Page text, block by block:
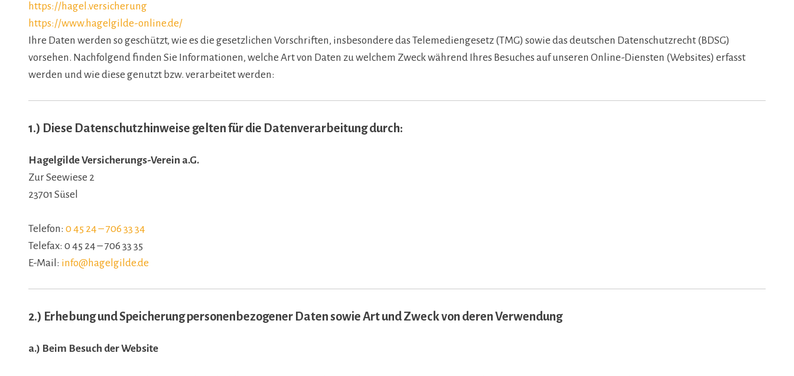
https://hagel.versicherung
https://www.hagelgilde-online.de/
Ihre Daten werden so geschützt, wie es die gesetzlichen Vorschriften, insbesondere das Telemediengesetz (TMG) sowie das deutschen Datenschutzrecht (BDSG)
vorsehen. Nachfolgend finden Sie Informationen, welche Art von Daten zu welchem Zweck während Ihres Besuches auf unseren Online-Diensten (Websites) erfasst
werden und wie diese genutzt bzw. verarbeitet werden:
1.) Diese Datenschutzhinweise gelten für die Datenverarbeitung durch:
Hagelgilde Versicherungs-Verein a.G.
Zur Seewiese 2
23701 Süsel
Telefon: 0 45 24 – 706 33 34
Telefax: 0 45 24 – 706 33 35
E-Mail: info@hagelgilde.de
2.) Erhebung und Speicherung personenbezogener Daten sowie Art und Zweck von deren Verwendung
a.) Beim Besuch der Website